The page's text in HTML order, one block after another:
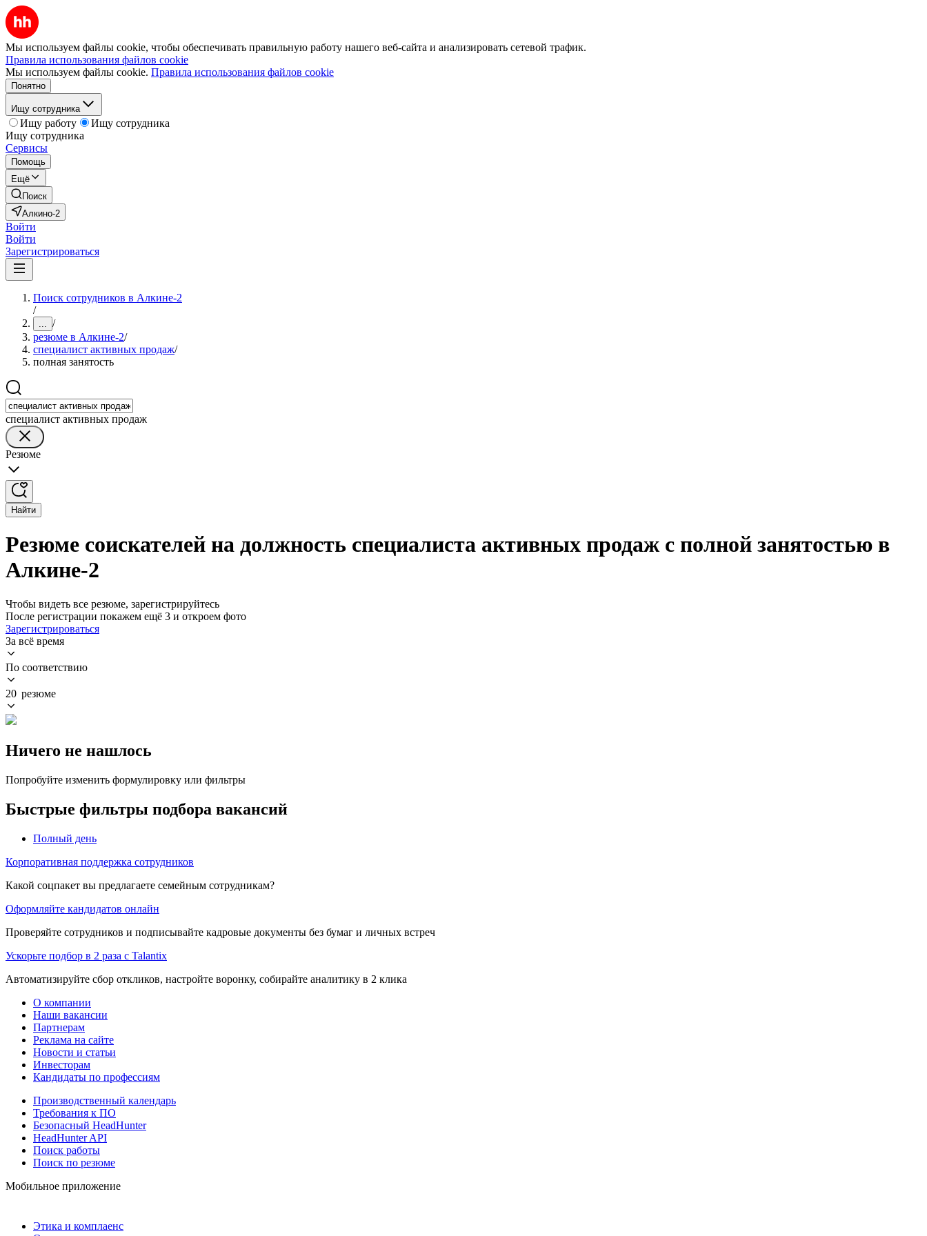
Мы используем файлы cookie, чтобы обеспечивать правильную работу нашего веб-сайта и анализировать сетевой трафик.
Правила использования файлов cookie
Мы используем файлы cookie. Правила использования файлов cookie
Понятно
Ищу сотрудника
Ищу работу
Ищу сотрудника
Ищу сотрудника
Сервисы
Помощь
Ещё
Поиск
Алкино-2
Войти
Войти
Зарегистрироваться
Поиск сотрудников в Алкине-2
/
... /
резюме в Алкине-2/
специалист активных продаж/
полная занятость
специалист активных продаж
Резюме
Найти
Резюме соискателей на должность специалиста активных продаж с полной занятостью в
Алкине-2
Чтобы видеть все резюме, зарегистрируйтесь
После регистрации покажем ещё 3 и откроем фото
Зарегистрироваться
За всё время
По соответствию
20 резюме
Ничего не нашлось
Попробуйте изменить формулировку или фильтры
Быстрые фильтры подбора вакансий
Полный день
Корпоративная поддержка сотрудников
Какой соцпакет вы предлагаете семейным сотрудникам?
Оформляйте кандидатов онлайн
Проверяйте сотрудников и подписывайте кадровые документы без бумаг и личных встреч
Ускорьте подбор в 2 раза с Talantix
Автоматизируйте сбор откликов, настройте воронку, собирайте аналитику в 2 клика
О компании
Наши вакансии
Партнерам
Реклама на сайте
Новости и статьи
Инвесторам
Кандидаты по профессиям
Производственный календарь
Требования к ПО
Безопасный HeadHunter
HeadHunter API
Поиск работы
Поиск по резюме
Мобильное приложение
Этика и комплаенс